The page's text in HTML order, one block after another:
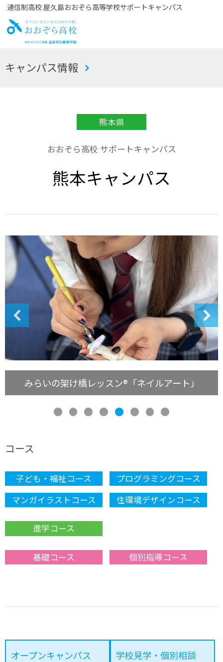
通信制高校 屋久島おおぞら高等学校サポートキャンパス
お
キャンパス情報
熊本県
おおぞら高校 サポートキャンパス
熊本キャンパス
みらいの架け橋レッスン®「ボーカル」音楽好
き集まれ！
コース
子ども・福祉コース
プログラミングコース
マンガイラストコース
住環境デザインコース
進学コース
基礎コース 個別指導コース
オープンキャンパス 学校見学・個別相談